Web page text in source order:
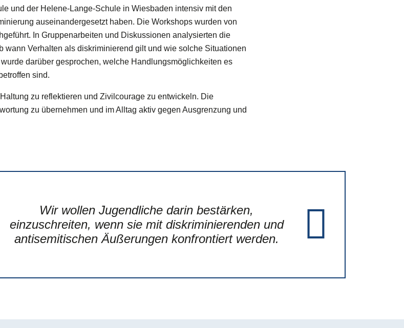
und der Helene-Lange-Schule in Wiesbaden intensiv mit den
auseinandergesetzt haben. Die Workshops wurden von
In Gruppenarbeiten und Diskussionen analysierten die
wann Verhalten als diskriminierend gilt und wie solche Situationen
darüber gesprochen, welche Handlungsmöglichkeiten es
sind.
zu reflektieren und Zivilcourage zu entwickeln. Die
zu übernehmen und im Alltag aktiv gegen Ausgrenzung und
Wir wollen Jugendliche darin bestärken,
einzuschreiten, wenn sie mit diskriminierenden und
antisemitischen Äußerungen konfrontiert werden.